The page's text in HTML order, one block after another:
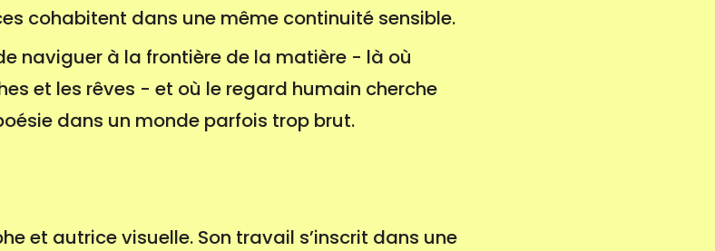
cohabitent dans une même continuité sensible.
naviguer à la frontière de la matière - là où
et les rêves - et où le regard humain cherche
dans un monde parfois trop brut.
et autrice visuelle. Son travail s’inscrit dans une